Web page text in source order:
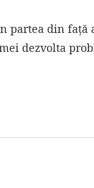
partea din față
dezvolta